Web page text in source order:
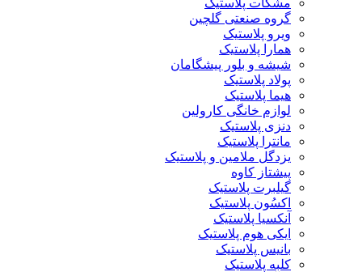
مشکات پلاستیک
گروه صنعتی گلچین
ویرو پلاستیک
همارا پلاستیک
شیشه و بلور پیشگامان
پولاد پلاستیک
هیما پلاستیک
لوازم خانگی کارولین
دنزی پلاستیک
مانترا پلاستیک
یزدگل ملامین و پلاستیک
پیشتاز کاوه
گیلبرت پلاستیک
اکسُون پلاستیک
آنکسیا پلاستیک
ایکی هوم پلاستیک
بانیس پلاستیک
کلبه پلاستیک